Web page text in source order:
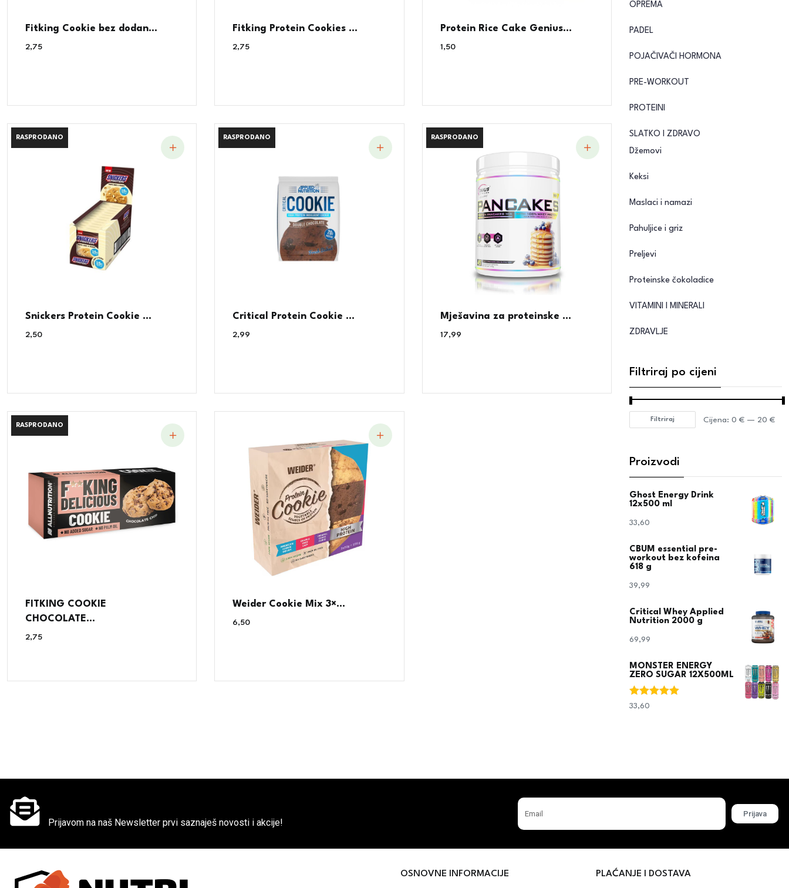
Fitking Cookie bez dodan...
2,75
Fitking Protein Cookies ...
2,75
Protein Rice Cake Genius...
1,50
RASPRODANO
RASPRODANO
Snickers Protein Cookie ...
2,50
RASPRODANO
RASPRODANO
Critical Protein Cookie ...
2,99
RASPRODANO
RASPRODANO
Mješavina za proteinske ...
17,99
RASPRODANO
RASPRODANO
FITKING COOKIE
CHOCOLATE...
2,75
Weider Cookie Mix 3×...
6,50
OPREMA
PADEL
POJAČIVAČI HORMONA
PRE-WORKOUT
PROTEINI
SLATKO I ZDRAVO
Džemovi
Keksi
Maslaci i namazi
Pahuljice i griz
Preljevi
Proteinske čokoladice
VITAMINI I MINERALI
ZDRAVLJE
Filtriraj po cijeni
Filtriraj Cijena: 0 €— 20 €
Proizvodi
Ghost Energy Drink
12x500 ml
33,60
CBUM essential pre-
workout bez kofeina
618 g
39,99
Critical Whey Applied
Nutrition 2000 g
69,99
MONSTER ENERGY
ZERO SUGAR 12X500ML
Ocjenjeno
33,60
Prijavom na naš Newsletter prvi saznaješ novosti i akcije!
Prijava
OSNOVNE INFORMACIJE PLAĆANJE I DOSTAVA